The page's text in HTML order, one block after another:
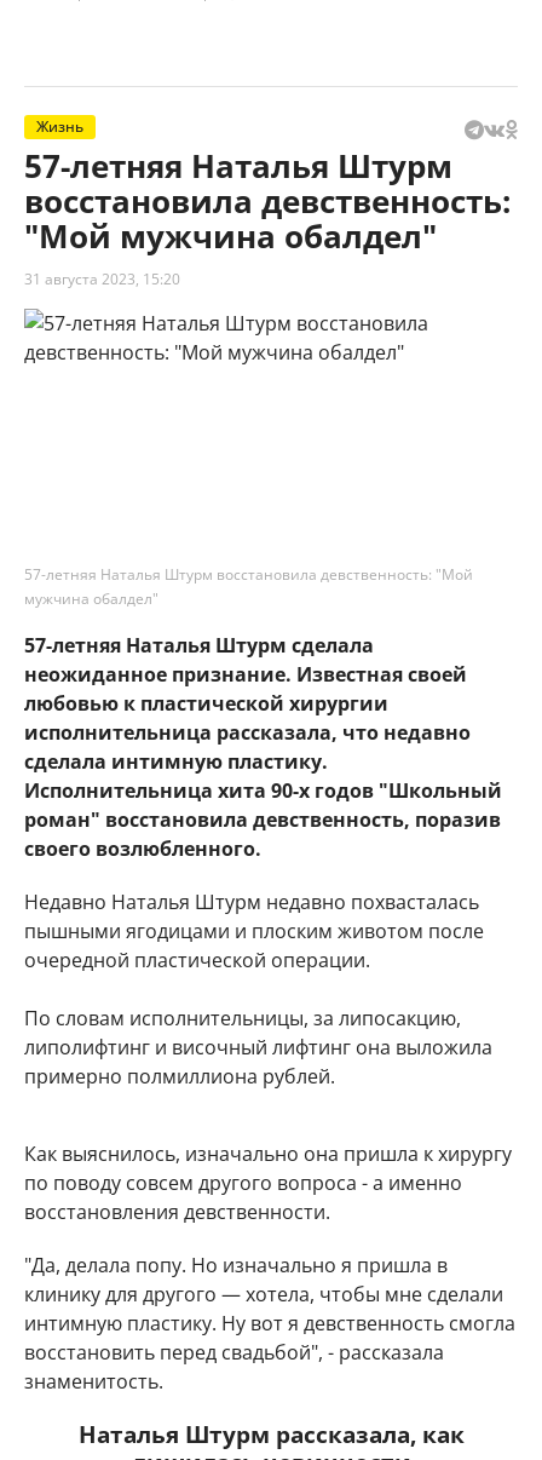
Жизнь
57-летняя Наталья Штурм
восстановила девственность:
"Мой мужчина обалдел"
31 августа 2023, 15:20
57-летняя Наталья Штурм восстановила девственность: "Мой
мужчина обалдел"
57-летняя Наталья Штурм сделала
неожиданное признание. Известная своей
любовью к пластической хирургии
исполнительница рассказала, что недавно
сделала интимную пластику.
Исполнительница хита 90-х годов "Школьный
роман" восстановила девственность, поразив
своего возлюбленного.
Недавно Наталья Штурм недавно похвасталась
пышными ягодицами и плоским животом после
очередной пластической операции.
По словам исполнительницы, за липосакцию,
липолифтинг и височный лифтинг она выложила
примерно полмиллиона рублей.
Как выяснилось, изначально она пришла к хирургу
по поводу совсем другого вопроса - а именно
восстановления девственности.
"Да, делала попу. Но изначально я пришла в
клинику для другого — хотела, чтобы мне сделали
интимную пластику. Ну вот я девственность смогла
восстановить перед свадьбой", - рассказала
знаменитость.
Наталья Штурм рассказала, как